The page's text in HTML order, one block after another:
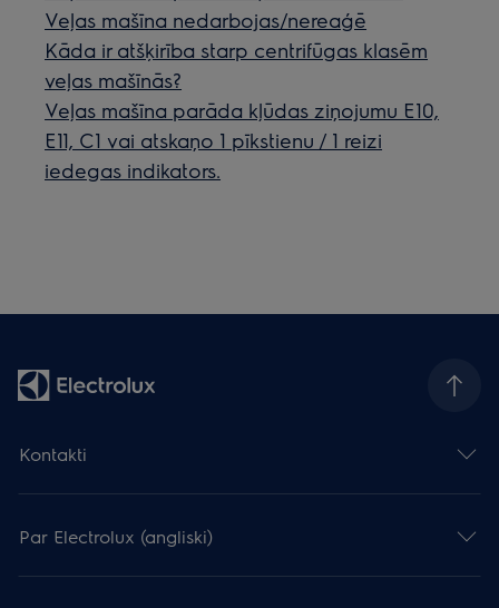
Veļas mašīna nedarbojas/nereaģē
Kāda ir atšķirība starp centrifūgas klasēm
veļas mašīnās?
Veļas mašīna parāda kļūdas ziņojumu E10,
E11, C1 vai atskaņo 1 pīkstienu / 1 reizi
iedegas indikators.
Kontakti
Par Electrolux (angliski)